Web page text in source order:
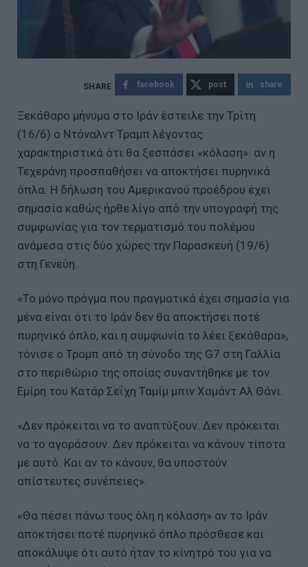
facebook post share
Ξεκάθαρο μήνυμα στο Ιράν έστειλε την Τρίτη
(16/6) ο Ντόναλντ Τραμπ λέγοντας
χαρακτηριστικά ότι θα ξεσπάσει «κόλαση» αν η
Τεχεράνη προσπαθήσει να αποκτήσει πυρηνικά
όπλα. Η δήλωση του Αμερικανού προέδρου έχει
σημασία καθώς ήρθε λίγο από την υπογραφή της
συμφωνίας για τον τερματισμό του πολέμου
ανάμεσα στις δύο χώρες την Παρασκευή (19/6)
στη Γενεύη.
«Το μόνο πράγμα που πραγματικά έχει σημασία για
μένα είναι ότι το Ιράν δεν θα αποκτήσει ποτέ
πυρηνικό όπλο, και η συμφωνία το λέει ξεκάθαρα»,
τόνισε ο Τραμπ από τη σύνοδο της G7 στη Γαλλία
στο περιθώριο της οποίας συναντήθηκε με τον
Εμίρη του Κατάρ Σεΐχη Ταμίμ μπιν Χαμάντ Αλ Θάνι.
«Δεν πρόκειται να το αναπτύξουν. Δεν πρόκειται
να το αγοράσουν. Δεν πρόκειται να κάνουν τίποτα
με αυτό. Και αν το κάνουν, θα υποστούν
απίστευτες συνέπειες».
«Θα πέσει πάνω τους όλη η κόλαση» αν το Ιράν
αποκτήσει ποτέ πυρηνικό όπλο πρόσθεσε και
αποκάλυψε ότι αυτό ήταν το κίνητρό του για να